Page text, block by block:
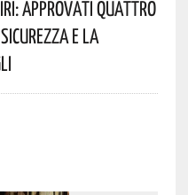
Approvati Quattro
E La